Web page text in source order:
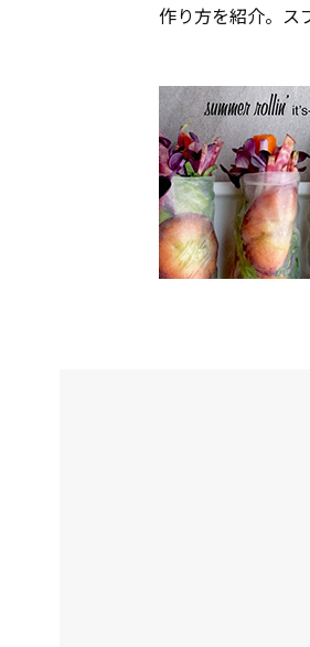
作り方を紹介。ス